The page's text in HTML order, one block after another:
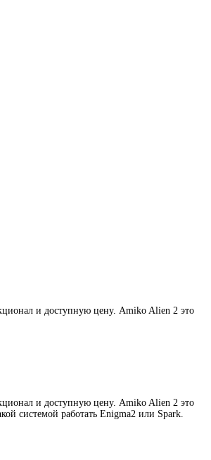
и доступную цену. Amiko Alien 2 это
и доступную цену. Amiko Alien 2 это
системой работать Enigma2 или Spark.